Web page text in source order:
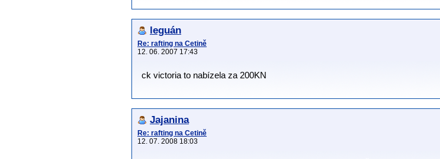
leguán
Re: rafting na Cetině
12. 06. 2007 17:43
ck victoria to nabízela za 200KN
Jajanina
Re: rafting na Cetině
12. 07. 2008 18:03